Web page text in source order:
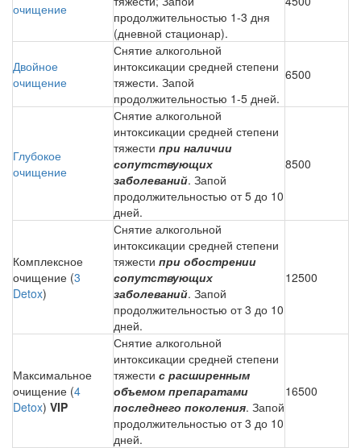
очищение
продолжительностью 1-3 дня
(дневной стационар).
Двойное
очищение
Снятие алкогольной
интоксикации средней степени
тяжести. Запой
продолжительностью 1-5 дней.
6500
Глубокое
очищение
Снятие алкогольной
интоксикации средней степени
тяжести при наличии
сопутствующих
заболеваний. Запой
продолжительностью от 5 до 10
дней.
8500
Комплексное
очищение (3
Detox)
Снятие алкогольной
интоксикации средней степени
тяжести при обострении
сопутствующих
заболеваний. Запой
продолжительностью от 3 до 10
дней.
12500
Максимальное
очищение (4
Detox) VIP
Снятие алкогольной
интоксикации средней степени
тяжести с расширенным
объемом препаратами
последнего поколения. Запой
продолжительностью от 3 до 10
дней.
16500